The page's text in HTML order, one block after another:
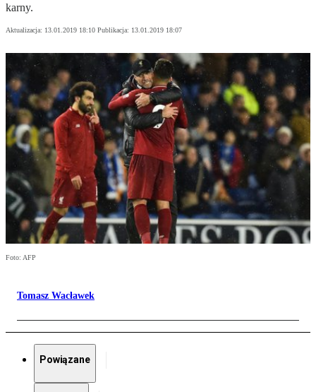
karny.
Aktualizacja: 13.01.2019 18:10 Publikacja: 13.01.2019 18:07
Foto: AFP
Tomasz Wacławek
Powiązane